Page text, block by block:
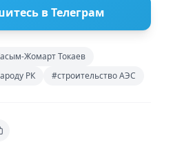
в Телеграм
Жомарт Токаев
РК
#строительство АЭС